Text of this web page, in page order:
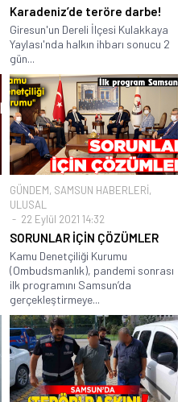
Karadeniz’de teröre darbe!
Giresun'un Dereli İlçesi Kulakkaya
Yaylası'nda halkın ihbarı sonucu 2
gün...
GÜNDEM, SAMSUN HABERLERİ,
ULUSAL
22 Eylül 2021 14:32
SORUNLAR İÇİN ÇÖZÜMLER
Kamu Denetçiliği Kurumu
(Ombudsmanlık), pandemi sonrası
ilk programını Samsun’da
gerçekleştirmeye...